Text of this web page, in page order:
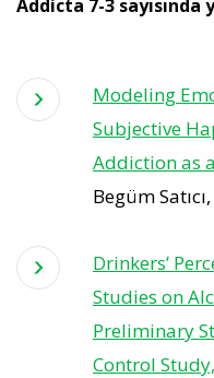
Addicta 7-3
Modeling
Subjective
Addiction as
Begüm
Drinkers’
Studies on
Preliminary
Control